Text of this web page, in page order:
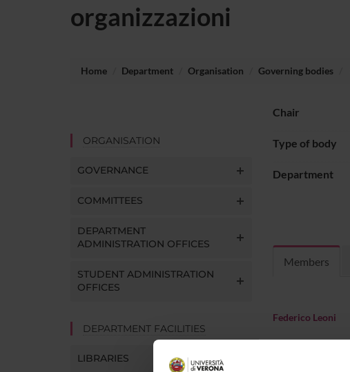
organizzazioni
Home Department Organisation Governing bodies
ORGANISATION
GOVERNANCE
COMMITTEES
DEPARTMENT
ADMINISTRATION OFFICES
STUDENT ADMINISTRATION
OFFICES
DEPARTMENT FACILITIES
LIBRARIES
Chair
Type of body
Department
Members
Federico Leoni